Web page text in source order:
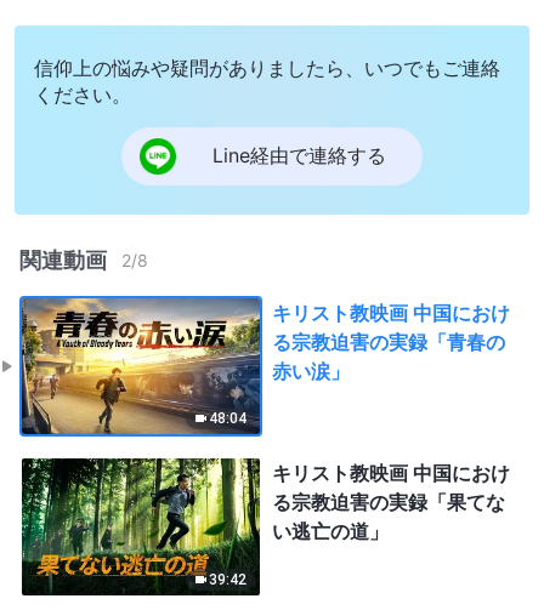
信仰上の悩みや疑問がありましたら、いつでもご連絡
ください。
Line経由で連絡する
関連動画 2/8
48:04
キリスト教映画 中国におけ
る宗教迫害の実録「青春の
赤い涙」
39:42
キリスト教映画 中国におけ
る宗教迫害の実録「果てな
い逃亡の道」